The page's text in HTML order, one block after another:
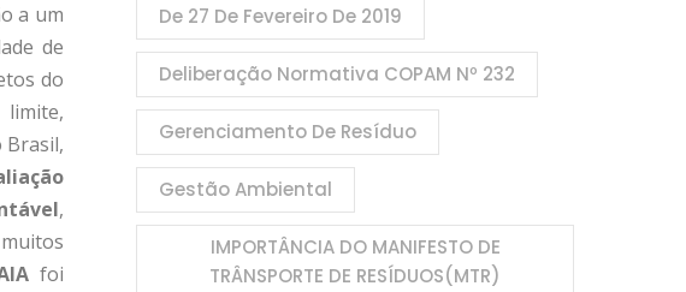
a um
de
do
limite,
Brasil,
,
foi
De 27 De Fevereiro De 2019
Deliberação Normativa COPAM Nº 232
Gerenciamento De Resíduo
Gestão Ambiental
IMPORTÂNCIA DO MANIFESTO DE
TRÂNSPORTE DE RESÍDUOS(MTR)